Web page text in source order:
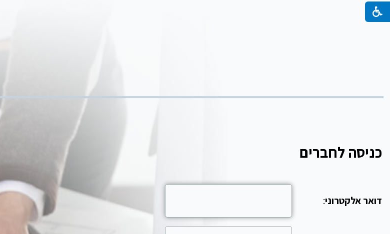
כניסה לחברים
דואר אלקטרוני: